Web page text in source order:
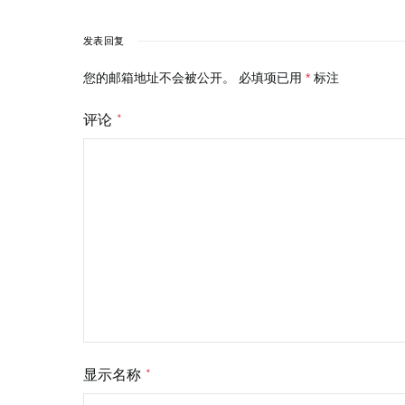
发表回复
您的邮箱地址不会被公开。 必填项已用 * 标注
评论 *
显示名称 *